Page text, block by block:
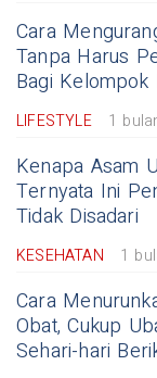
Cara
Tanpa Harus
Bagi
LIFESTYLE 1
Kenapa Asam
Ternyata Ini
Tidak Disadari
KESEHATAN 1
Cara
Obat, Cukup
Sehari-hari